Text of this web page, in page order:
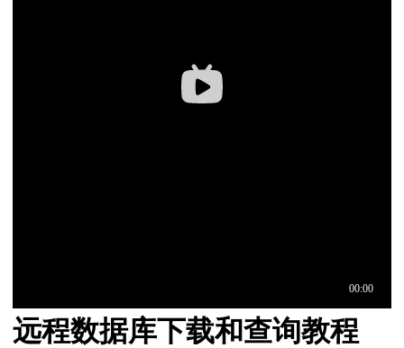
介模
远程数据库下载和查询教程